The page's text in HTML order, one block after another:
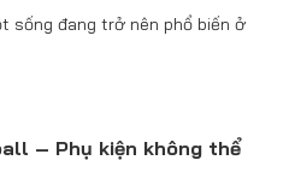
sống đang trở nên phổ biến ở
– Phụ kiện không thể